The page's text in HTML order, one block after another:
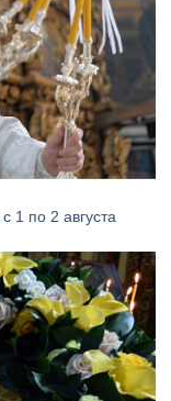
1 по 2 августа